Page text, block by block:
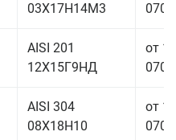
03Х17Н14М3
AISI 201
12Х15Г9НД
от
AISI 304
08Х18Н10
от